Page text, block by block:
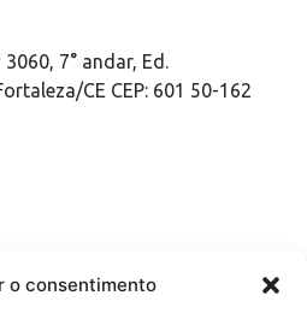
o consentimento
7° andar, Ed.
CE CEP: 601 50-162